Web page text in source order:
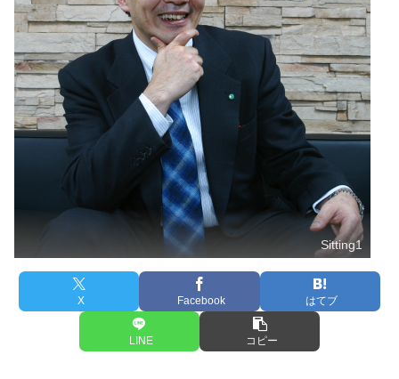
Sitting1
X Facebook はてブ
LINE コピー